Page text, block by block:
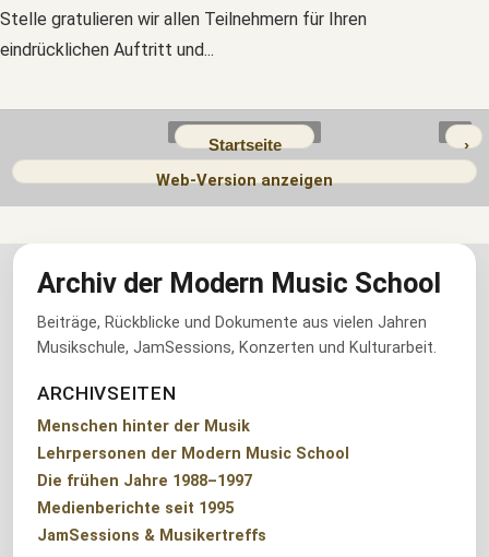
Stelle gratulieren wir allen Teilnehmern für Ihren
eindrücklichen Auftritt und...
›
Startseite
Web-Version anzeigen
Archiv der Modern Music School
Beiträge, Rückblicke und Dokumente aus vielen Jahren
Musikschule, JamSessions, Konzerten und Kulturarbeit.
ARCHIVSEITEN
Menschen hinter der Musik
Lehrpersonen der Modern Music School
Die frühen Jahre 1988–1997
Medienberichte seit 1995
JamSessions & Musikertreffs